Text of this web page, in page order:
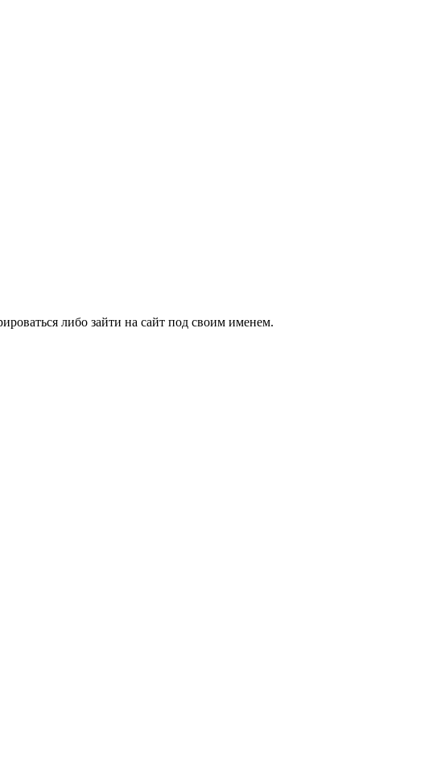
либо зайти на сайт под своим именем.